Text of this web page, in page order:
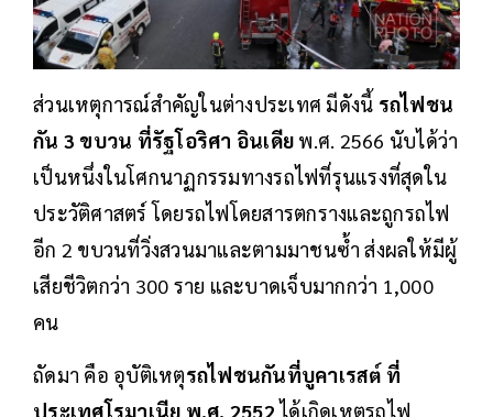
ส่วนเหตุการณ์สำคัญในต่างประเทศ มีดังนี้ รถไฟชน
กัน 3 ขบวน ที่รัฐโอริศา อินเดีย พ.ศ. 2566 นับได้ว่า
เป็นหนึ่งในโศกนาฏกรรมทางรถไฟที่รุนแรงที่สุดใน
ประวัติศาสตร์ โดยรถไฟโดยสารตกรางและถูกรถไฟ
อีก 2 ขบวนที่วิ่งสวนมาและตามมาชนซ้ำ ส่งผลให้มีผู้
เสียชีวิตกว่า 300 ราย และบาดเจ็บมากกว่า 1,000
คน
ถัดมา คือ อุบัติเหตุรถไฟชนกันที่บูคาเรสต์ ที่
ประเทศโรมาเนีย พ.ศ. 2552ได้เกิดเหตุรถไฟ